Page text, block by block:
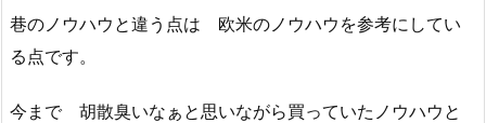
巷のノウハウと違う点は 欧米のノウハウを参考にしてい
る点です。
今まで 胡散臭いなぁと思いながら買っていたノウハウと